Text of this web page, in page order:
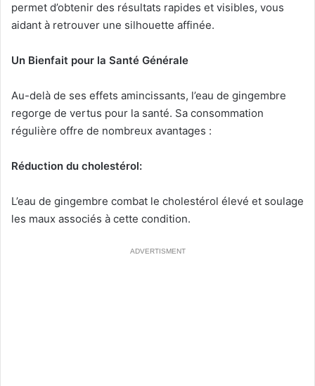
permet d’obtenir des résultats rapides et visibles, vous
aidant à retrouver une silhouette affinée.
Un Bienfait pour la Santé Générale
Au-delà de ses effets amincissants, l’eau de gingembre
regorge de vertus pour la santé. Sa consommation
régulière offre de nombreux avantages :
Réduction du cholestérol:
L’eau de gingembre combat le cholestérol élevé et soulage
les maux associés à cette condition.
ADVERTISMENT